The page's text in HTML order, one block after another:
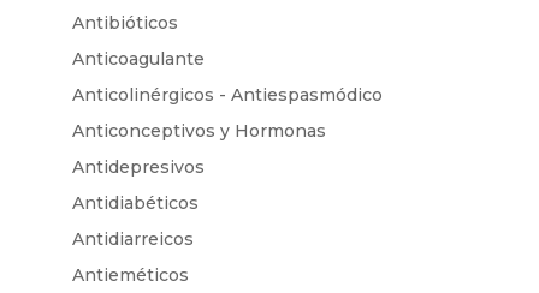
Antibióticos
Anticoagulante
Anticolinérgicos - Antiespasmódico
Anticonceptivos y Hormonas
Antidepresivos
Antidiabéticos
Antidiarreicos
Antieméticos